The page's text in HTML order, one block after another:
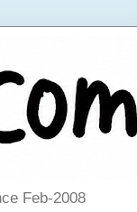
Feb-2008